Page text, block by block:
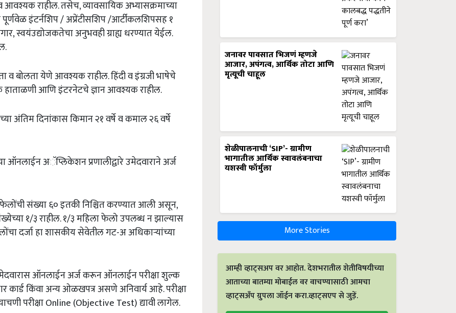
आवश्यकराहील.तसेच,व्यावसायिकअभ्यासक्रमाच्या
पूर्णवेळइंटर्नशिप/अप्रेंटीसशिप/आर्टीकलशिपसह१
,स्वयंउद्योजकतेचाअनुभवहीग्राह्यधरण्यातयेईल.
.
वबोलतायेणेआवश्यकराहील.हिंदीवइंग्रजीभाषेचे
हाताळणीआणिइंटरनेटचेज्ञानआवश्यकराहील.
अंतिमदिनांकासकिमान२१वर्षेवकमाल२६वर्षे
ऑनलाईनअॅप्लिकेशनप्रणालीद्वारेउमेदवारानेअर्ज
फेलोंचीसंख्या६०इतकीनिश्चितकरण्यातआलीअसून,
१/३राहील.१/३महिलाफेलोउपलब्धनझाल्यास
दर्जाहाशासकीयसेवेतीलगट-अअधिकाऱ्यांच्या
ऑनलाईनअर्जकरूनऑनलाईनपरीक्षाशुल्क
कार्डकिंवाअन्यओळखपत्रअसणेअनिवार्यआहे.परीक्षा
परीक्षाOnline (Objective Test)द्यावीलागेल.
जनावर पावसात भिजणं म्हणजे
आजार, अपंगत्व, आर्थिक तोटा आणि
मृत्यूची चाहूल
शेळीपालनाची ‘SIP’- ग्रामीण
भागातील आर्थिक स्वावलंबनाचा
यशस्वी फॉर्मुला
More Stories
आम्ही व्हाट्सअप वर आहोत. देशभरातील शेतीविषयीच्या
आताच्या बातम्या मोबाईल वर वाचण्यासाठी आमचा
व्हाट्सअँप ग्रुपला जॉईन करा.व्हाट्सएप से जुड़ें.